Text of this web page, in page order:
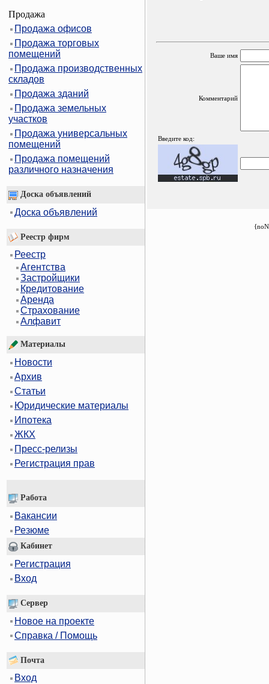
Продажа
Продажа офисов
Продажа торговых
помещений
Продажа производственных
складов
Продажа зданий
Продажа земельных
участков
Продажа универсальных
помещений
Продажа помещений
различного назначения
Доска объявлений
Доска объявлений
Реестр фирм
Реестр
Агентства
Застройщики
Кредитование
Аренда
Страхование
Алфавит
Материалы
Новости
Архив
Статьи
Юридические материалы
Ипотека
ЖКХ
Пресс-релизы
Регистрация прав
Работа
Вакансии
Резюме
Кабинет
Регистрация
Вход
Сервер
Новое на проекте
Справка / Помощь
Почта
Вход
Ваше имя
Комментарий
Введите код: